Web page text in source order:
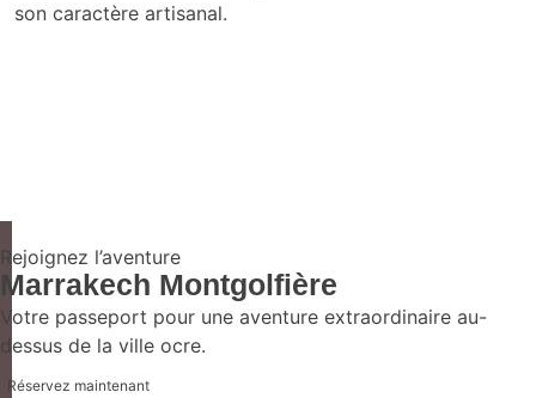
son caractère artisanal.
Rejoignez l’aventure
Marrakech Montgolfière
Votre passeport pour une aventure extraordinaire au-
dessus de la ville ocre.
Réservez maintenant